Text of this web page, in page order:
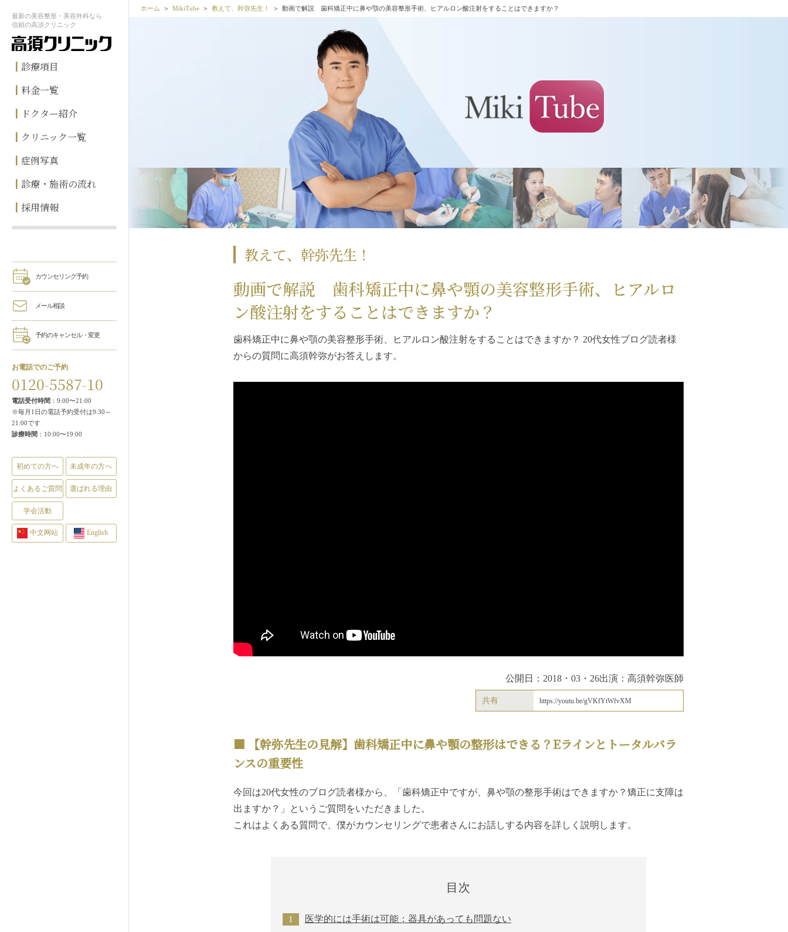
最新の美容整形・美容外科なら
信頼の高須クリニック
診療項目
料金一覧
ドクター紹介
クリニック一覧
症例写真
診療・施術の流れ
採用情報
カウンセリング予約
メール相談
予約のキャンセル・変更
お電話でのご予約
0120-5587-10
電話受付時間 ：9:00〜21:00
※毎月1日の電話予約受付は9:30～
21:00です
診療時間 ：10:00〜19:00
初めての方へ 未成年の方へ
よくあるご質問 選ばれる理由
学会活動
中文网站 English
ホーム MikiTube 教えて、幹弥先生！ 動画で解説 歯科矯正中に鼻や顎の美容整形手術、ヒアルロン酸注射をすることはできますか？
教えて、幹弥先生！
動画で解説 歯科矯正中に鼻や顎の美容整形手術、ヒアルロ
ン酸注射をすることはできますか？
歯科矯正中に鼻や顎の美容整形手術、ヒアルロン酸注射をすることはできますか？ 20代女性ブログ読者様
からの質問に高須幹弥がお答えします。
公開日：2018・03・26出演：高須幹弥医師
共有 https://youtu.be/gVKfYtWfvXM
【幹弥先生の見解】歯科矯正中に鼻や顎の整形はできる？Eラインとトータルバラ
ンスの重要性
今回は20代女性のブログ読者様から、「歯科矯正中ですが、鼻や顎の整形手術はできますか？矯正に支障は
出ますか？」というご質問をいただきました。
これはよくある質問で、僕がカウンセリングで患者さんにお話しする内容を詳しく説明します。
目次
医学的には手術は可能：器具があっても問題ない